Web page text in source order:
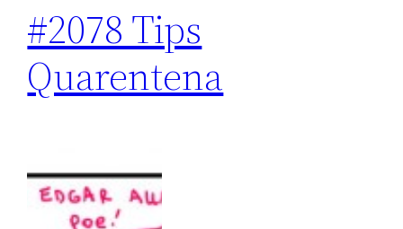
#2078 Tips
Quarentena